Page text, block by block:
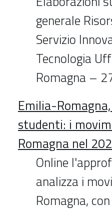
generale
Servizio
Tecnologia
Romagna –
Emilia-
studenti: i
Romagna nel
Online
analizza i
Romagna,